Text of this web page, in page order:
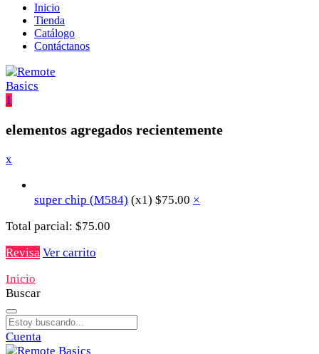
Inicio
Tienda
Catálogo
Contáctanos
1
elementos agregados recientemente
x
super chip (M584) (x1) $75.00 ×
Total parcial: $75.00
Revisa Ver carrito
Inicio
Buscar
Cuenta